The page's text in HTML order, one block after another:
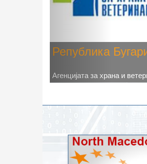
Високите
животните
Новото најавено
степени, ги зголемува